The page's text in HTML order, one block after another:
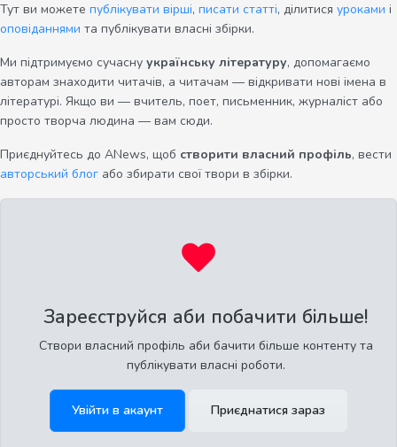
Тут ви можете публікувати вірші, писати статті, ділитися уроками і
оповіданнями та публікувати власні збірки.
Ми підтримуємо сучасну українську літературу, допомагаємо
авторам знаходити читачів, а читачам — відкривати нові імена в
літературі. Якщо ви — вчитель, поет, письменник, журналіст або
просто творча людина — вам сюди.
Приєднуйтесь до ANews, щоб створити власний профіль, вести
авторський блог або збирати свої твори в збірки.
Зареєструйся аби побачити більше!
Створи власний профіль аби бачити більше контенту та
публікувати власні роботи.
Увійти в акаунт Приєднатися зараз